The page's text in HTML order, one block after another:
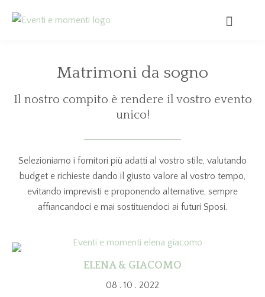
Matrimoni da sogno
Il nostro compito è rendere il vostro evento
unico!
Selezioniamo i fornitori più adatti al vostro stile, valutando
budget e richieste dando il giusto valore al vostro tempo,
evitando imprevisti e proponendo alternative, sempre
affiancandoci e mai sostituendoci ai futuri Sposi.
ELENA & GIACOMO
08 . 10 . 2022